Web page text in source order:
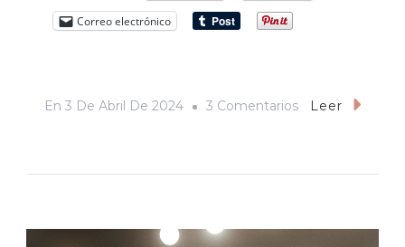
Correo electrónico
En 3 De Abril De 2024 3 ComentariosEnLeer